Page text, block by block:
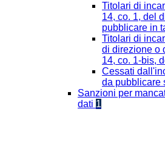
Titolari di
14, co. 1, del
pubblicare in
Titolari di
di direzione o
14, co. 1-bis,
Cessati
da pubblicare
Sanzioni per
dati 1